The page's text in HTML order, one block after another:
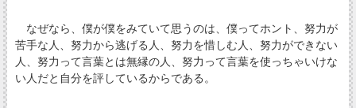
なぜなら、僕が僕をみていて思うのは、僕ってホント、努力が
苦手な人、努力から逃げる人、努力を惜しむ人、努力ができない
人、努力って言葉とは無縁の人、努力って言葉を使っちゃいけな
い人だと自分を評しているからである。